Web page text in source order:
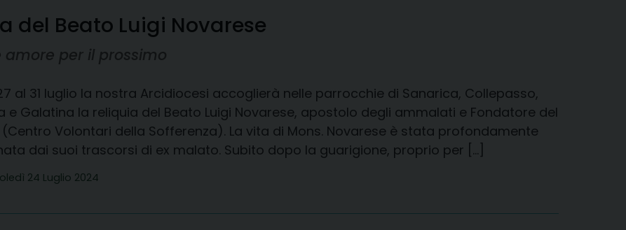
del Beato Luigi Novarese
per il prossimo
al 31 luglio la nostra Arcidiocesi accoglierà nelle parrocchie di Sanarica, Collepasso,
e Galatina la reliquia del Beato Luigi Novarese, apostolo degli ammalati e Fondatore del
(Centro Volontari della Sofferenza). La vita di Mons. Novarese è stata profondamente
dai suoi trascorsi di ex malato. Subito dopo la guarigione, proprio per […]
24 Luglio 2024